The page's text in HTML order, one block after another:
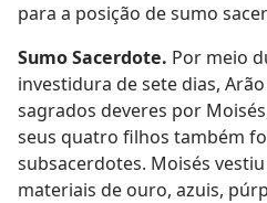
para a posição de sumo
Sumo Sacerdote. Por meio
investidura de sete dias,
sagrados deveres por
seus quatro filhos também
subsacerdotes. Moisés
materiais de ouro, azuis,